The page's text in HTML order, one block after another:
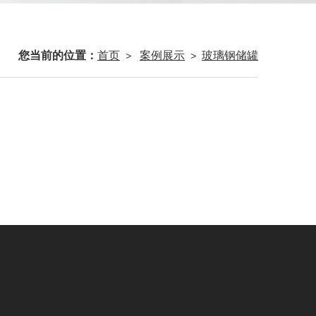
您当前的位置： 首页 > 案例展示 > 玻璃钢储罐